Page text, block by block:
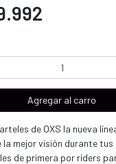
Agregar al carro
de OXS la nueva
mejor visión durante
de primera por riders